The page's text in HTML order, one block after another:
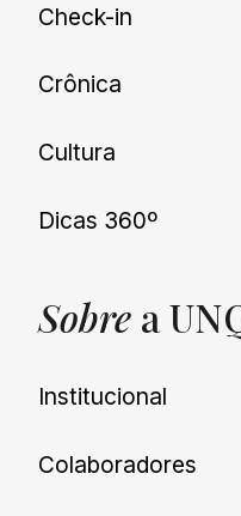
Check-in
Crônica
Cultura
Dicas 360º
Sobre a
Institucional
Colaboradores